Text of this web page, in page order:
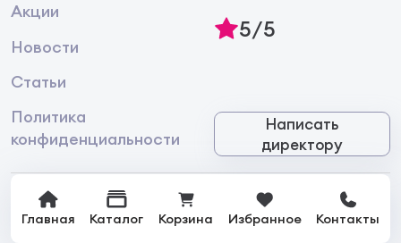
Главная Каталог Корзина Избранное Контакты
Акции
Новости
Статьи
Политика
конфиденциальности
5/5
Написать
директору
© 2026 Интернет-магазин лакокрасочной продукции